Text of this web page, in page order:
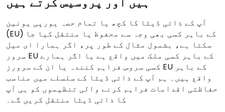
آپ کے ذاتی ڈیٹا کا کچھ یا تمام حصہ یورپی یونین
(EU) کے باہر کسی بھی وجہ سے محفوظ یا منتقل کیا جا
سکتا ہے، بشمول مثال کے طور پر، اگر ہمارا ای میل
سرور EU کے باہر کسی ملک میں واقع ہے یا اگر ہمارے
کسی سروس فراہم کنندہ یا ان کے سرورز EU کے باہر
واقع ہیں۔ ہم آپ کے ذاتی ڈیٹا کے سلسلے میں مناسب
حفاظتی اقدامات فراہم کرنے والی تنظیموں کو ہی آپ
کا ذاتی ڈیٹا منتقل کریں گے۔